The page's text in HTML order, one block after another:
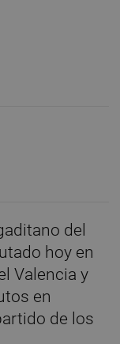
del
hoy en
Valencia y
en
de los